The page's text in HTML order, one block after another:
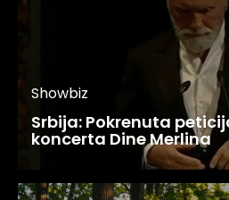
Showbiz
Srbija: Pokrenuta
koncerta Dine Merlina